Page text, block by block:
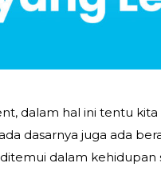
dalam hal ini tentu kita
dasarnya juga ada
dalam kehidupan